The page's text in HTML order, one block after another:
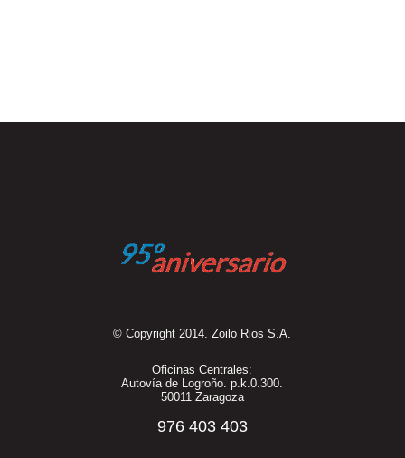
© Copyright 2014. Zoilo Rios S.A.
Oficinas Centrales:
Autovía de Logroño. p.k.0.300.
50011 Zaragoza
976 403 403